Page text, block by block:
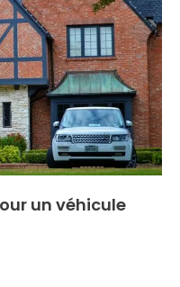
un véhicule